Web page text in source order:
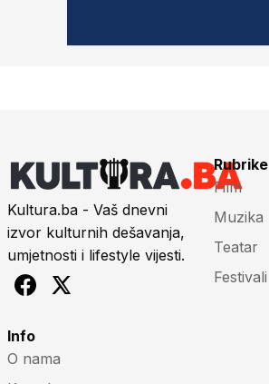
Kultura.ba - Vaš dnevni
izvor kulturnih dešavanja,
umjetnosti i lifestyle vijesti.
Rubrike
Film
Muzika
Teatar
Festivali
Info
O nama